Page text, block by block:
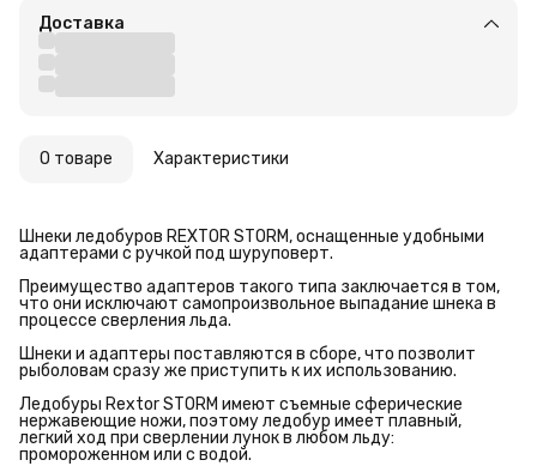
Доставка
О товаре Характеристики
Шнеки ледобуров REXTOR STORM, оснащенные удобными
адаптерами с ручкой под шуруповерт.
Преимущество адаптеров такого типа заключается в том,
что они исключают самопроизвольное выпадание шнека в
процессе сверления льда.
Шнеки и адаптеры поставляются в сборе, что позволит
рыболовам сразу же приступить к их использованию.
Ледобуры Rextor STORM имеют съемные сферические
нержавеющие ножи, поэтому ледобур имеет плавный,
легкий ход при сверлении лунок в любом льду:
промороженном или с водой.